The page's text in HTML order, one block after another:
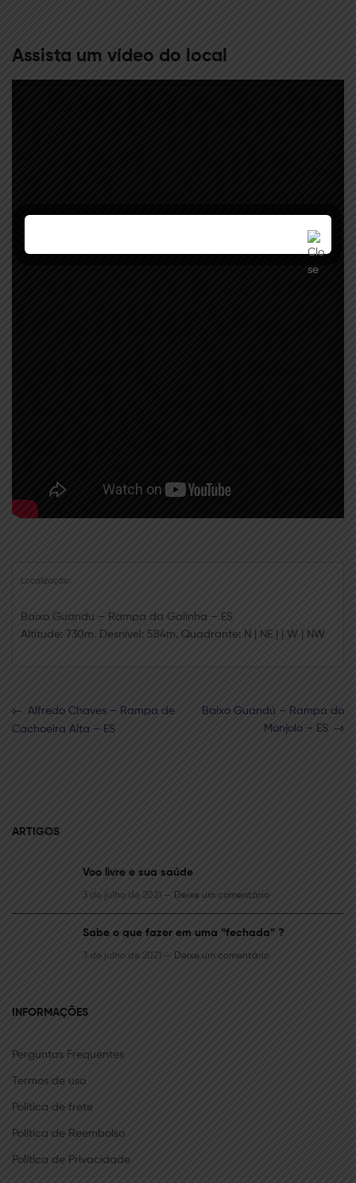
Assista um vídeo do local
Localização:
Baixo Guandu – Rampa da Galinha – ES
Altitude: 730m. Desnível: 584m. Quadrante: N | NE | | W | NW
Navegação
de
Previous
post:
Alfredo Chaves – Rampa de
Cachoeira Alta – ES
Next
Baixo Guandú – Rampa do
Monjolo – ES
ARTIGOS
Voo livre e sua saúde
3 de julho de 2021 — Deixe um comentário
Sabe o que fazer em uma “fechada” ?
3 de julho de 2021 — Deixe um comentário
INFORMAÇÕES
Perguntas Frequentes
Termos de uso
Política de frete
Política de Reembolso
Política de Privacidade